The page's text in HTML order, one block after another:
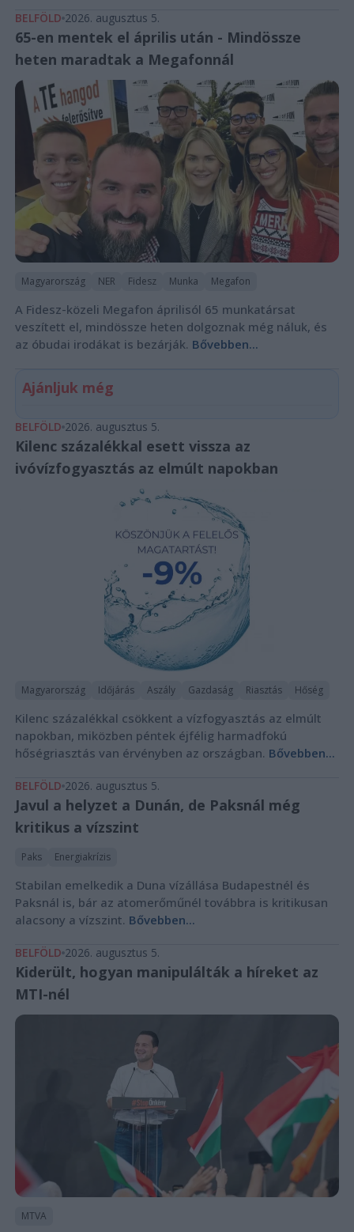
BELFÖLD 2026. augusztus 5.
65-en mentek el április után - Mindössze
heten maradtak a Megafonnál
Magyarország NER Fidesz Munka Megafon
A Fidesz-közeli Megafon áprilisól 65 munkatársat
veszített el, mindössze heten dolgoznak még náluk, és
az óbudai irodákat is bezárják. Bővebben...
Ajánljuk még
BELFÖLD 2026. augusztus 5.
Kilenc százalékkal esett vissza az
ivóvízfogyasztás az elmúlt napokban
Magyarország Időjárás Aszály Gazdaság Riasztás Hőség
Kilenc százalékkal csökkent a vízfogyasztás az elmúlt
napokban, miközben péntek éjfélig harmadfokú
hőségriasztás van érvényben az országban. Bővebben...
BELFÖLD 2026. augusztus 5.
Javul a helyzet a Dunán, de Paksnál még
kritikus a vízszint
Paks Energiakrízis
Stabilan emelkedik a Duna vízállása Budapestnél és
Paksnál is, bár az atomerőműnél továbbra is kritikusan
alacsony a vízszint. Bővebben...
BELFÖLD 2026. augusztus 5.
Kiderült, hogyan manipulálták a híreket az
MTI-nél
MTVA